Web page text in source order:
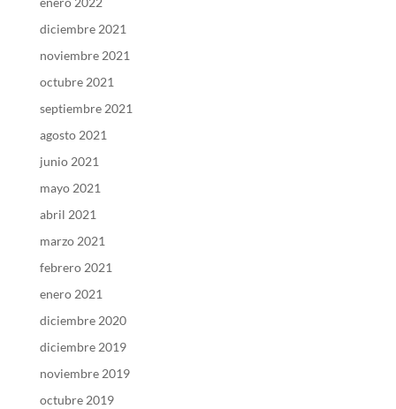
diciembre 2021
noviembre 2021
octubre 2021
septiembre 2021
agosto 2021
junio 2021
mayo 2021
abril 2021
marzo 2021
febrero 2021
enero 2021
diciembre 2020
diciembre 2019
noviembre 2019
octubre 2019